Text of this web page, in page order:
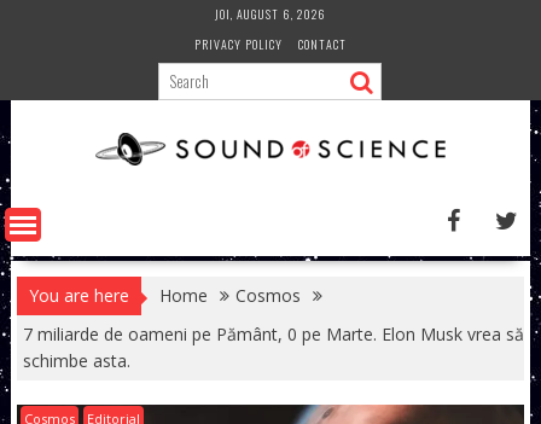
JOI, AUGUST 6, 2026
PRIVACY POLICY
CONTACT
You are here Home
Cosmos
7 miliarde de oameni pe Pământ, 0 pe Marte. Elon Musk vrea să
schimbe asta.
Cosmos Editorial